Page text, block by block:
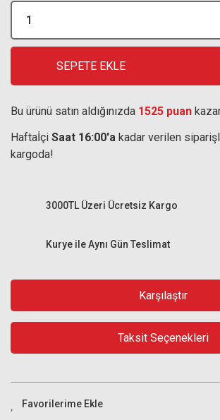
SEPETE EKLE
Bu ürünü satın aldığınızda 1525 puan
Haftaİçi Saat 16:00'a kadar verilen
kargoda!
Kurye ile Aynı Gün Teslimat
3000TL Üzeri Ücretsiz Kargo
Karşılaştır
Taksit Seçenekleri